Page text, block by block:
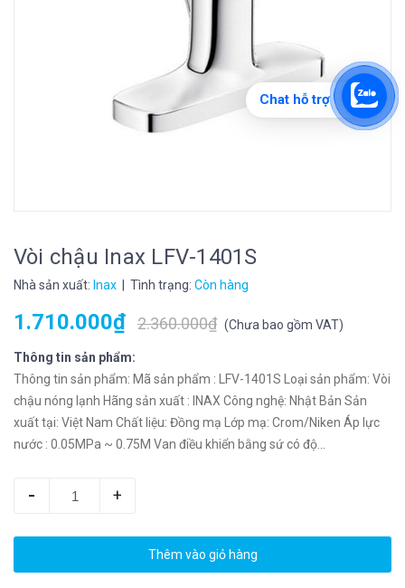
Vòi chậu Inax LFV-1401S
Nhà sản xuất: Inax | Tình trạng: Còn hàng
1.710.000₫ 2.360.000₫ (Chưa bao gồm VAT)
Thông tin sản phẩm:
Thông tin sản phẩm: Mã sản phẩm : LFV-1401S Loại sản phẩm: Vòi
chậu nóng lạnh Hãng sản xuất : INAX Công nghệ: Nhật Bản Sản
xuất tại: Việt Nam Chất liệu: Đồng mạ Lớp mạ: Crom/Niken Áp lực
nước : 0.05MPa ~ 0.75M Van điều khiển bằng sứ có độ...
- +
Thêm vào giỏ hàng
Chat hỗ trợ